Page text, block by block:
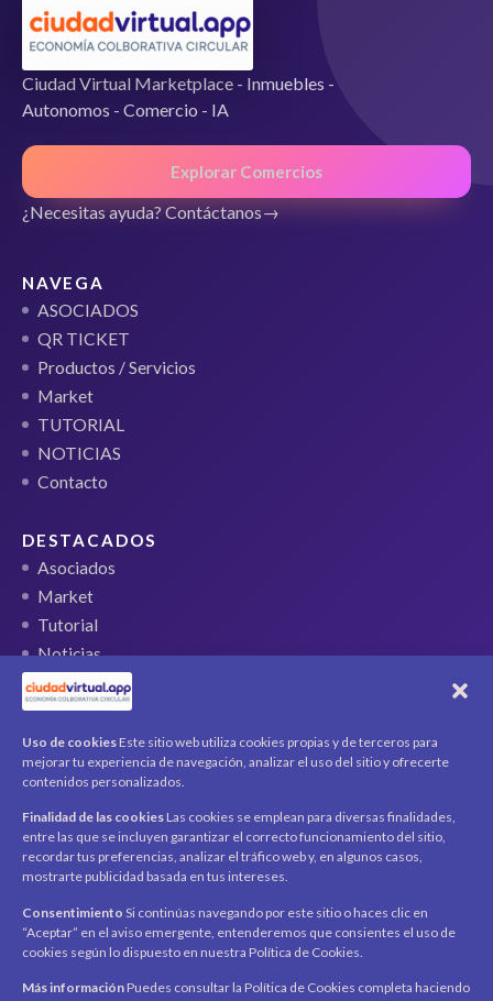
Uso de cookies Este sitio web utiliza cookies propias y de terceros para
mejorar tu experiencia de navegación, analizar el uso del sitio y ofrecerte
contenidos personalizados.
Finalidad de las cookies Las cookies se emplean para diversas finalidades,
entre las que se incluyen garantizar el correcto funcionamiento del sitio,
recordar tus preferencias, analizar el tráfico web y, en algunos casos,
mostrarte publicidad basada en tus intereses.
Consentimiento Si continúas navegando por este sitio o haces clic en
“Aceptar” en el aviso emergente, entenderemos que consientes el uso de
cookies según lo dispuesto en nuestra Política de Cookies.
Más información Puedes consultar la Política de Cookies completa haciendo
Ciudad Virtual Marketplace - Inmuebles -
Autonomos - Comercio - IA
Explorar Comercios
¿Necesitas ayuda? Contáctanos
NAVEGA
ASOCIADOS
QR TICKET
Productos / Servicios
Market
TUTORIAL
NOTICIAS
Contacto
DESTACADOS
Asociados
Market
Tutorial
Noticias
QR Ticket
CUENTA
Mi cuenta
Productos / Servicios
Asociados
Acerca deContactoNoticias
SÍGUENOS
Encuéntranos en redes sociales y mantente al día con
novedades y promociones.